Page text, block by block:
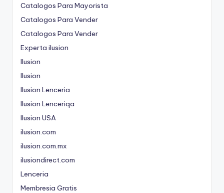
Catalogos Para Mayorista
Catalogos Para Vender
Catalogos Para Vender
Experta ilusion
Ilusion
Ilusion
Ilusion Lenceria
Ilusion Lenceriqa
Ilusion USA
ilusion.com
ilusion.com.mx
ilusiondirect.com
Lenceria
Membresia Gratis